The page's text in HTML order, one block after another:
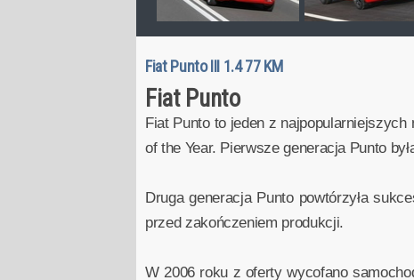
Fiat Punto III 1.4 77 KM
Fiat Punto
Fiat Punto to jeden z najpopularniejszych
of the Year. Pierwsze generacja Punto
Druga generacja Punto powtórzyła
przed zakończeniem produkcji.
W 2006 roku z oferty wycofano